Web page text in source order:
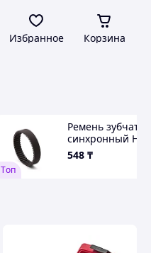
Избранное Корзина
Tоп
Ремень
синхронный
5М-15 RUSBELT
548 ₸